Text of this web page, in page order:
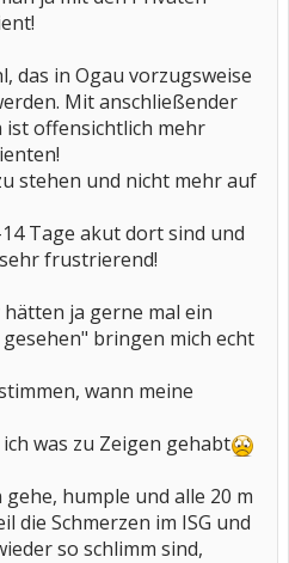
das in Ogau vorzugsweise
Mit anschließender
ist offensichtlich mehr
stehen und nicht mehr auf
Tage akut dort sind und
frustrierend!
ja gerne mal ein
bringen mich echt
wann meine
was zu Zeigen gehabt
humple und alle 20 m
die Schmerzen im ISG und
so schlimm sind,